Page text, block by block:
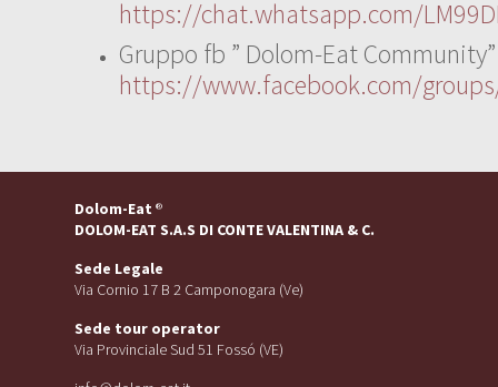
https://chat.whatsapp.com/
Gruppo fb ” Dolom-Eat Community”
https://www.facebook.com/
Dolom-Eat ®
DOLOM-EAT S.A.S DI CONTE VALENTINA & C.
Sede Legale
Via Cornio 17 B 2 Camponogara (Ve)
Sede tour operator
Via Provinciale Sud 51 Fossó (VE)